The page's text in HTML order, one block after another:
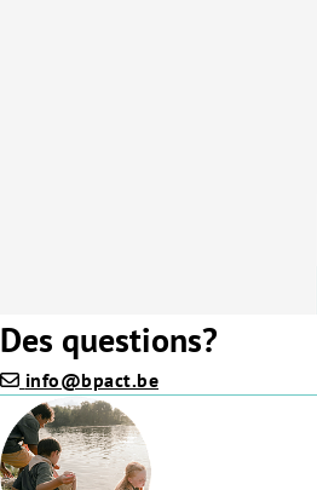
Des questions?
info@bpact.be